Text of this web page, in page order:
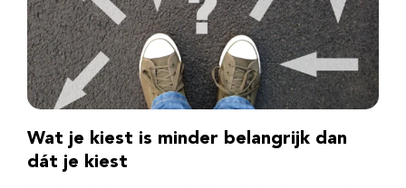
Wat je kiest is minder belangrijk dan
dát je kiest